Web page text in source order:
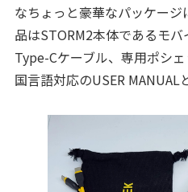
なちょっと豪華なパッケー
品はSTORM2本体であるモ
Type-Cケーブル、専用ポシ
国言語対応のUSER MANUAL